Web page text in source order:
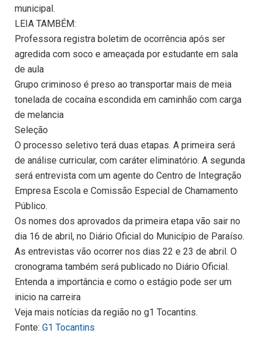
municipal.
LEIA TAMBÉM:
Professora registra boletim de ocorrência após ser
agredida com soco e ameaçada por estudante em sala
de aula
Grupo criminoso é preso ao transportar mais de meia
tonelada de cocaína escondida em caminhão com carga
de melancia
Seleção
O processo seletivo terá duas etapas. A primeira será
de análise curricular, com caráter eliminatório. A segunda
será entrevista com um agente do Centro de Integração
Empresa Escola e Comissão Especial de Chamamento
Público.
Os nomes dos aprovados da primeira etapa vão sair no
dia 16 de abril, no Diário Oficial do Município de Paraíso.
As entrevistas vão ocorrer nos dias 22 e 23 de abril. O
cronograma também será publicado no Diário Oficial.
Entenda a importância e como o estágio pode ser um
inicio na carreira
Veja mais notícias da região no g1 Tocantins.
Fonte: G1 Tocantins